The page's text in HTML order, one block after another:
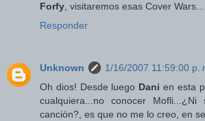
Forfy, visitaremos esas Cover Wars...
Responder
Unknown
1/16/2007 11:59:00 p.
Oh dios! Desde luego Dani en esta
cualquiera...no conocer
canción?, es que no me lo creo, en